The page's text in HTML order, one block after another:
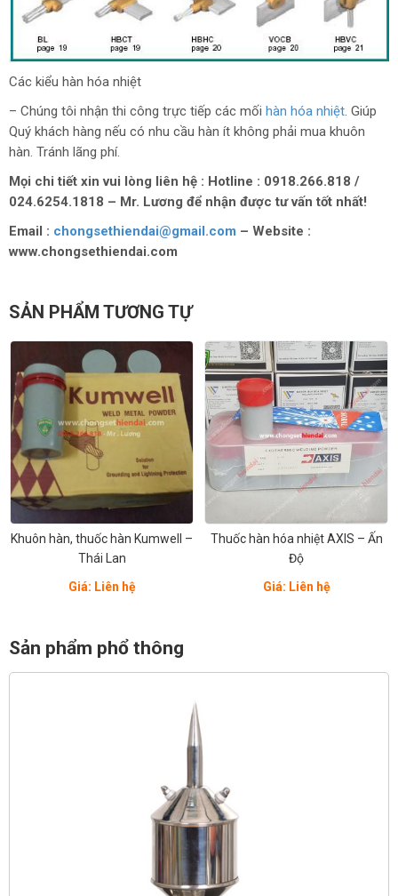
Các kiểu hàn hóa nhiệt
– Chúng tôi nhận thi công trực tiếp các mối hàn hóa nhiệt. Giúp
Quý khách hàng nếu có nhu cầu hàn ít không phải mua khuôn
hàn. Tránh lãng phí.
Mọi chi tiết xin vui lòng liên hệ : Hotline : 0918.266.818 /
024.6254.1818 – Mr. Lương để nhận được tư vấn tốt nhất!
Email : chongsethiendai@gmail.com – Website :
www.chongsethiendai.com
SẢN PHẨM TƯƠNG TỰ
Khuôn hàn, thuốc hàn Kumwell –
Thái Lan
Giá: Liên hệ
Thuốc hàn hóa nhiệt AXIS – Ấn
Độ
Giá: Liên hệ
Sản phẩm phổ thông